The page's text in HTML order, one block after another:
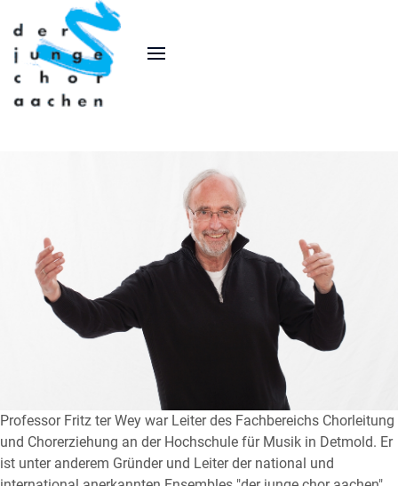
Professor Fritz ter Wey war Leiter des Fachbereichs Chorleitung
und Chorerziehung an der Hochschule für Musik in Detmold. Er
ist unter anderem Gründer und Leiter der national und